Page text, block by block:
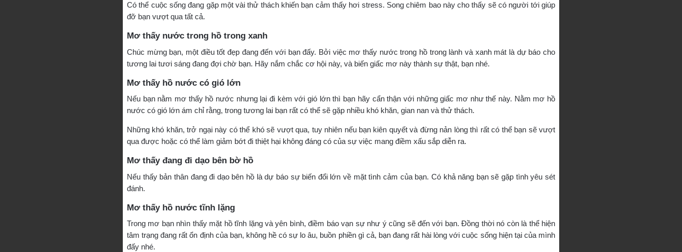
Có thể cuộc sống đang gặp một vài thử thách khiến bạn cảm thấy hơi stress. Song chiêm bao này cho thấy sẽ có người tới giúp
đỡ bạn vượt qua tất cả.
Mơ thấy nước trong hồ trong xanh
Chúc mừng bạn, một điều tốt đẹp đang đến với bạn đấy. Bởi việc mơ thấy nước trong hồ trong lành và xanh mát là dự báo cho
tương lai tươi sáng đang đợi chờ bạn. Hãy nắm chắc cơ hội này, và biến giấc mơ này thành sự thật, bạn nhé.
Mơ thấy hồ nước có gió lớn
Nếu bạn nằm mơ thấy hồ nước nhưng lại đi kèm với gió lớn thì bạn hãy cẩn thận với những giấc mơ như thế này. Nằm mơ hồ
nước có gió lớn ám chỉ rằng, trong tương lai bạn rất có thể sẽ gặp nhiều khó khăn, gian nan và thử thách.
Những khó khăn, trở ngại này có thể khó sẽ vượt qua, tuy nhiên nếu bạn kiên quyết và đừng nản lòng thì rất có thể bạn sẽ vượt
qua được hoặc có thể làm giảm bớt đi thiệt hại không đáng có của sự việc mang điềm xấu sắp diễn ra.
Mơ thấy đang đi dạo bên bờ hồ
Nếu thấy bản thân đang đi dạo bên hồ là dự báo sự biến đổi lớn về mặt tình cảm của bạn. Có khả năng bạn sẽ gặp tình yêu sét
đánh.
Mơ thấy hồ nước tĩnh lặng
Trong mơ bạn nhìn thấy mặt hồ tĩnh lặng và yên bình, điềm báo vạn sự như ý cũng sẽ đến với bạn. Đồng thời nó còn là thể hiện
tâm trạng đang rất ổn định của bạn, không hề có sự lo âu, buồn phiền gì cả, bạn đang rất hài lòng với cuộc sống hiện tại của mình
đấy nhé.